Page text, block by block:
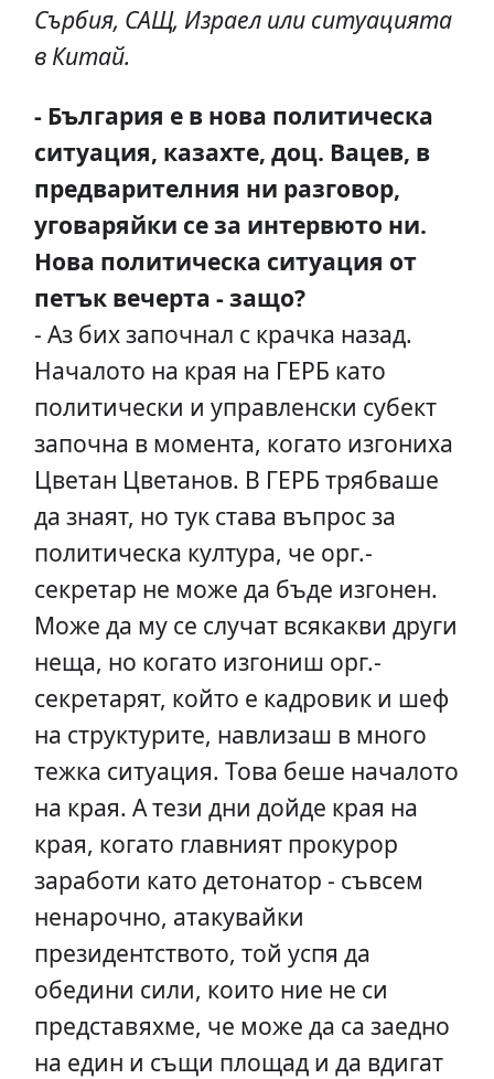
Сърбия, САЩ, Израел или ситуацията
в Китай.
- България е в нова политическа
ситуация, казахте, доц. Вацев, в
предварителния ни разговор,
уговаряйки се за интервюто ни.
Нова политическа ситуация от
петък вечерта - защо?
- Аз бих започнал с крачка назад.
Началото на края на ГЕРБ като
политически и управленски субект
започна в момента, когато изгониха
Цветан Цветанов. В ГЕРБ трябваше
да знаят, но тук става въпрос за
политическа култура, че орг.-
секретар не може да бъде изгонен.
Може да му се случат всякакви други
неща, но когато изгониш орг.-
секретарят, който е кадровик и шеф
на структурите, навлизаш в много
тежка ситуация. Това беше началото
на края. А тези дни дойде края на
края, когато главният прокурор
заработи като детонатор - съвсем
ненарочно, атакувайки
президентството, той успя да
обедини сили, които ние не си
представяхме, че може да са заедно
на един и същи площад и да вдигат